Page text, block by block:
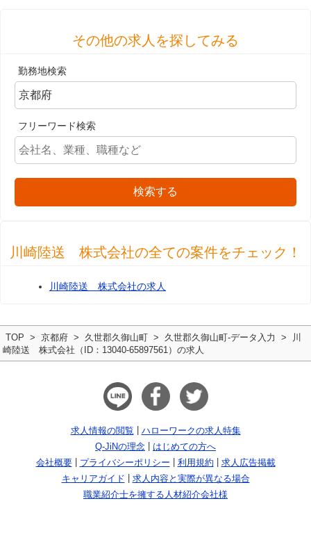
その他の求人を探してみる
勤務地検索
フリーワード検索
検索する
川崎陸送 株式会社の全ての案件をチェック！
川崎陸送 株式会社の求人
TOP 京都府 久世郡久御山町 久世郡久御山町-データ入力
川
崎陸送 株式会社（ID：13040-65897561）の求人
求人情報の閲覧
ハローワークの求人特集
Q-JiNの理念
はじめての方へ
会社概要
プライバシーポリシー 利用規約
求人広告掲載
キャリアガイド
求人内容と実際が異なる場合
職業紹介士を擁する人材紹介会社様